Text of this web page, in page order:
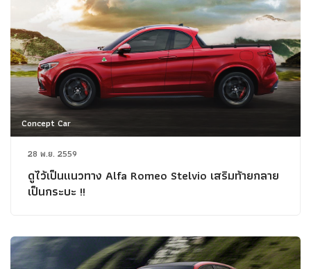
Concept Car
28 พ.ย. 2559
ดูไว้เป็นแนวทาง Alfa Romeo Stelvio เสริมท้ายกลาย
เป็นกระบะ !!